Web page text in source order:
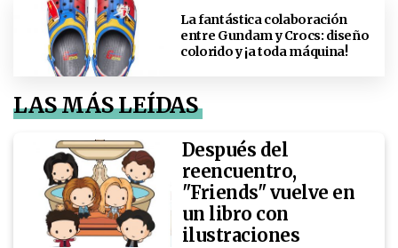
La fantástica colaboración
entre Gundam y Crocs: diseño
colorido y ¡a toda máquina!
LAS MÁS LEÍDAS
Después del
reencuentro,
"Friends" vuelve en
un libro con
ilustraciones